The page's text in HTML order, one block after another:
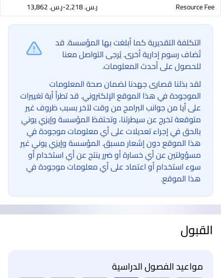
Resource Fee
ر.س.‏ 2,218-ر.س.‏ 13,862
التكلفة التقديرية كما أبلغت بها المؤسسة. قد
تُضاف رسوم إدارية أخرى. يُرجى التواصل معنا
للحصول على أحدث المعلومات.
لقد بذلنا قصارى جهدنا لضمان صحة المعلومات
الموجودة في هذا الموقع الإلكتروني. قد تطرأ أية تغييرات
على أيا من جوانب البرامج من وقت لآخر بسبب ظروف غير
متوقعة تخرج عن سيطرتنا، وتحتفظ المؤسسة وإيزي يوني
بالحق في إجراء تعديلات على أي معلومات موجودة في
هذا الموقع دون إشعار مسبق. المؤسسة وإيزي يوني غير
مسؤولتين عن أي خسارة أو ضرر ينتج عن أي استخدام أو
سوء استخدام أو اعتماد على أي معلومات موجودة في
هذا الموقع.
القبول
مواعيد الفصول الدراسية